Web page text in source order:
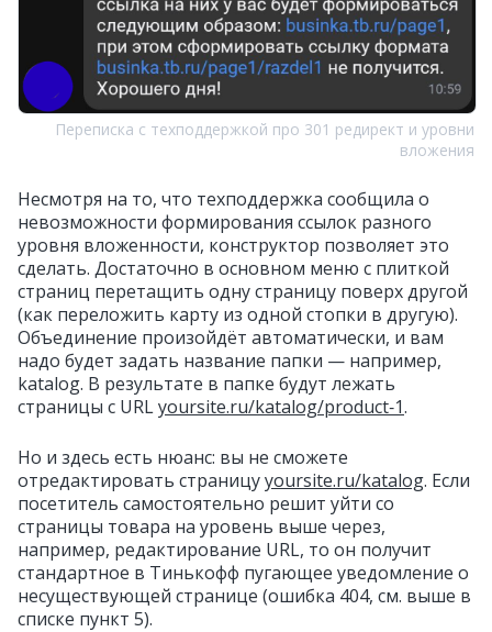
Переписка с техподдержкой про 301 редирект и уровни
вложения
Несмотря на то, что техподдержка сообщила о
невозможности формирования ссылок разного
уровня вложенности, конструктор позволяет это
сделать. Достаточно в основном меню с плиткой
страниц перетащить одну страницу поверх другой
(как переложить карту из одной стопки в другую).
Объединение произойдёт автоматически, и вам
надо будет задать название папки — например,
katalog. В результате в папке будут лежать
страницы с URLyoursite.ru/katalog/product‑1.
Но и здесь есть нюанс: вы не сможете
отредактировать страницуyoursite.ru/katalog. Если
посетитель самостоятельно решит уйти со
страницы товара на уровень выше через,
например, редактирование URL, то он получит
стандартное в Тинькофф пугающее уведомление о
несуществующей странице (ошибка 404, см. выше в
списке пункт 5).